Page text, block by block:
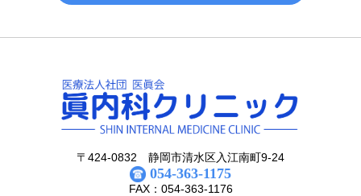
〒424-0832 静岡市清水区入江南町9-24
054-363-1175
FAX：054-363-1176